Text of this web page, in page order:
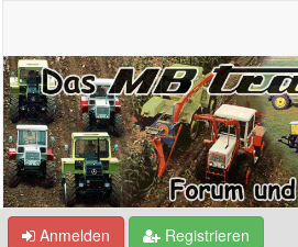
Anmelden Registrieren